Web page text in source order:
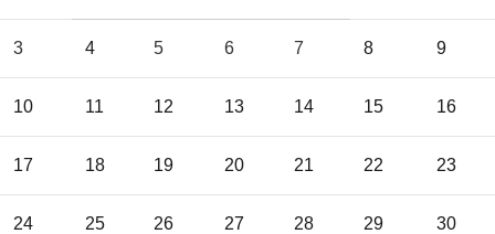
3 4 5 6 7 8 9
10 11 12 13 14 15 16
17 18 19 20 21 22 23
24 25 26 27 28 29 30